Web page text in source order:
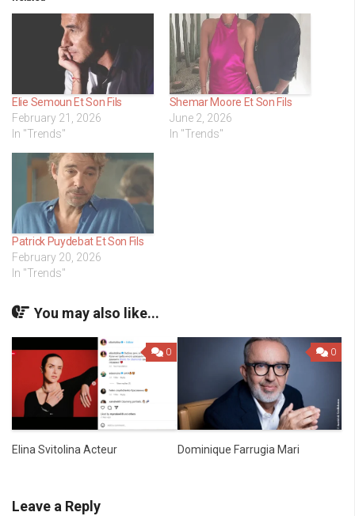
Elie Semoun Et Son Fils
February 21, 2026
In "Trends"
Shemar Moore Et Son Fils
June 2, 2026
In "Trends"
Patrick Puydebat Et Son Fils
February 20, 2026
In "Trends"
You may also like...
0
Elina Svitolina Acteur
0
Dominique Farrugia Mari
Leave a Reply